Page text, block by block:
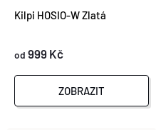
Kilpi HOSIO-W Zlatá
od 999 Kč
ZOBRAZIT